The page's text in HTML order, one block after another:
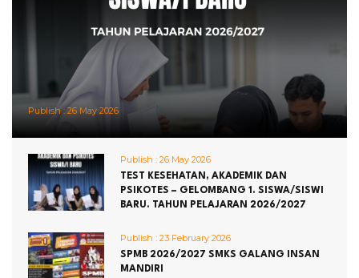
Publish : 26 May 2026
Publish : 26 May 2026
TEST KESEHATAN, AKADEMIK DAN
PSIKOTES – GELOMBANG 1. SISWA/SISWI
BARU. TAHUN PELAJARAN 2026/2027
Publish : 23 February 2026
SPMB 2026/2027 SMKS GALANG INSAN
MANDIRI